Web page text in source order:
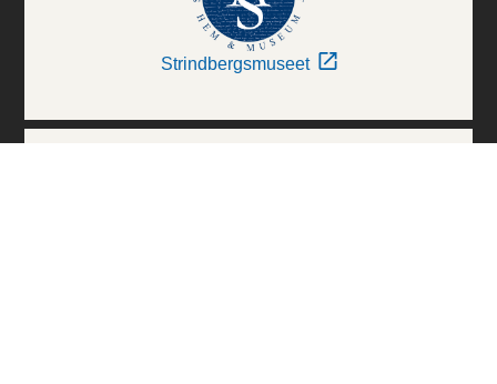
Strindbergsmuseet